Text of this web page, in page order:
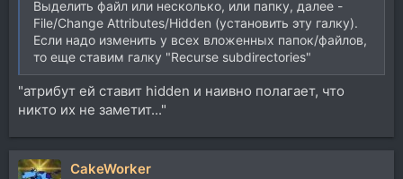
Выделить файл или несколько, или папку, далее -
File/Change Attributes/Hidden (установить эту галку).
Если надо изменить у всех вложенных папок/файлов,
то еще ставим галку "Recurse subdirectories"
"атрибут ей ставит hidden и наивно полагает, что
никто их не заметит..."
CakeWorker